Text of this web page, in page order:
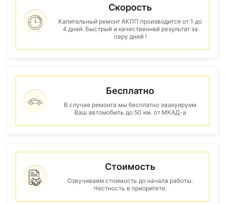
Скорость
Капитальный ремонт АКПП производится от 1 до
4 дней. Быстрый и качественнвй результат за
пару дней !
Бесплатно
В случае ремонта мы бесплатно эвакуируем
Ваш автомобиль до 50 км. от МКАД-а
Стоимость
Озвучиваем стоимость до начала работы.
Честность в приоритете.